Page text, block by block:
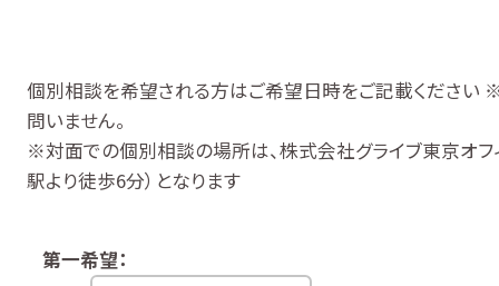
個別相談を希望される方はご希望日時をご記載ください
問いません。
※対面での個別相談の場所は、株式会社グライブ東京オフ
駅より徒歩6分）となります
第一希望：